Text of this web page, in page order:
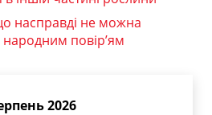
насправді не можна
повір’ям
2026